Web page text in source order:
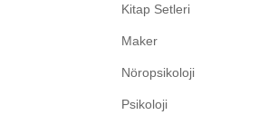
Kitap Setleri
Maker
Nöropsikoloji
Psikoloji